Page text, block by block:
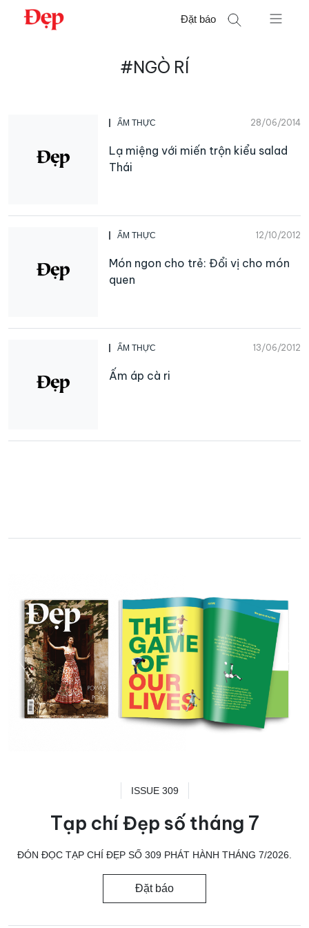
Chuyển
Đặt báo
#NGÒ RÍ
ẨM THỰC 28/06/2014
Lạ miệng với miến trộn kiểu salad
Thái
ẨM THỰC 12/10/2012
Món ngon cho trẻ: Đổi vị cho món
quen
ẨM THỰC 13/06/2012
Ấm áp cà ri
ISSUE 309
Tạp chí Đẹp số tháng 7
ĐÓN ĐỌC TẠP CHÍ ĐẸP SỐ 309 PHÁT HÀNH THÁNG 7/2026.
Đặt báo